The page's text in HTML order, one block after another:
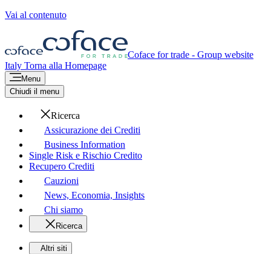
Vai al contenuto
Coface for trade - Group website
Italy Torna alla Homepage
Menu
Chiudi il menu
Ricerca
Assicurazione dei Crediti
Business Information
Single Risk e Rischio Credito
Recupero Crediti
Cauzioni
News, Economia, Insights
Chi siamo
Ricerca
Altri siti